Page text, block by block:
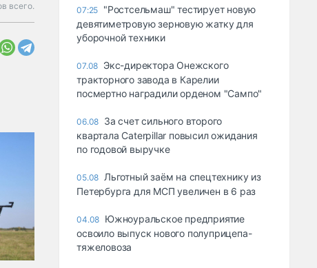
всего.
07:25 "Ростсельмаш" тестирует новую
девятиметровую зерновую жатку для
уборочной техники
07.08 Экс-директора Онежского
тракторного завода в Карелии
посмертно наградили орденом "Сампо"
06.08 За счет сильного второго
квартала Caterpillar повысил ожидания
по годовой выручке
05.08 Льготный заём на спецтехнику из
Петербурга для МСП увеличен в 6 раз
04.08 Южноуральское предприятие
освоило выпуск нового полуприцепа-
тяжеловоза